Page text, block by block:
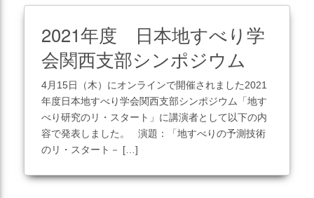
組織図
事業所図
測量全般
災害対応
地盤調査
土質調査
2021年度 日本地すべり学
会関西支部シンポジウム
4月15日（木）にオンラインで開催されました2021
年度日本地すべり学会関西支部シンポジウム「地す
べり研究のリ・スタート」に講演者として以下の内
容で発表しました。 演題：「地すべりの予測技術
のリ・スタート－ […]